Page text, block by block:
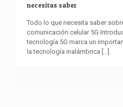
necesitas saber
Todo lo que necesita saber
comunicación celular 5G
tecnología 5G marca un
la tecnología inalámbrica